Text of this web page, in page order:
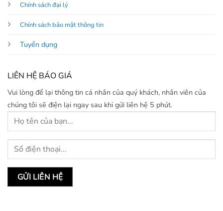
Chính sách đại lý
Chính sách bảo mật thông tin
Tuyển dụng
LIÊN HỆ BÁO GIÁ
Vui lòng để lại thông tin cá nhân của quý khách, nhân viên của
chúng tôi sẽ điện lại ngay sau khi gửi liên hệ 5 phút.